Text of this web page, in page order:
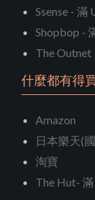
Ssense - 滿
Shopbop -
The Outnet
什麼都有得
Amazon
日本樂天(
淘寶
The Hut-